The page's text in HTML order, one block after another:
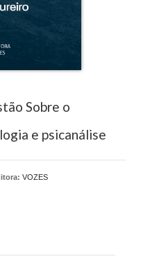
Sobre o
e psicanálise
VOZES